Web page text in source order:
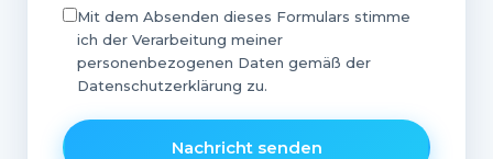
Mit dem Absenden dieses Formulars stimme
ich der Verarbeitung meiner
personenbezogenen Daten gemäß der
Datenschutzerklärung zu.
Nachricht senden